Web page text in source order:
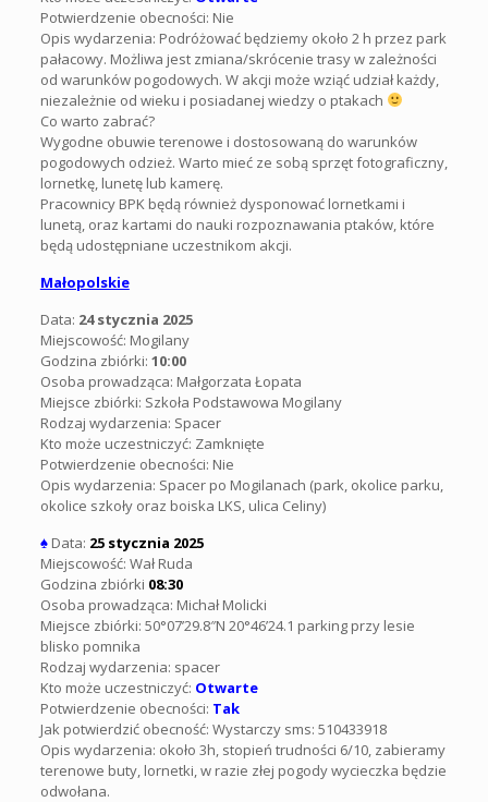
Potwierdzenie obecności: Nie
Opis wydarzenia: Podróżować będziemy około 2 h przez park
pałacowy. Możliwa jest zmiana/skrócenie trasy w zależności
od warunków pogodowych. W akcji może wziąć udział każdy,
niezależnie od wieku i posiadanej wiedzy o ptakach
Co warto zabrać?
Wygodne obuwie terenowe i dostosowaną do warunków
pogodowych odzież. Warto mieć ze sobą sprzęt fotograficzny,
lornetkę, lunetę lub kamerę.
Pracownicy BPK będą również dysponować lornetkami i
lunetą, oraz kartami do nauki rozpoznawania ptaków, które
będą udostępniane uczestnikom akcji.
Małopolskie
Data: 24 stycznia 2025
Miejscowość: Mogilany
Godzina zbiórki: 10:00
Osoba prowadząca: Małgorzata Łopata
Miejsce zbiórki: Szkoła Podstawowa Mogilany
Rodzaj wydarzenia: Spacer
Kto może uczestniczyć: Zamknięte
Potwierdzenie obecności: Nie
Opis wydarzenia: Spacer po Mogilanach (park, okolice parku,
okolice szkoły oraz boiska LKS, ulica Celiny)
♠Data: 25 stycznia 2025
Miejscowość: Wał Ruda
Godzina zbiórki 08:30
Osoba prowadząca: Michał Molicki
Miejsce zbiórki: 50°07’29.8″N 20°46’24.1 parking przy lesie
blisko pomnika
Rodzaj wydarzenia: spacer
Kto może uczestniczyć: Otwarte
Potwierdzenie obecności: Tak
Jak potwierdzić obecność: Wystarczy sms: 510433918
Opis wydarzenia: około 3h, stopień trudności 6/10, zabieramy
terenowe buty, lornetki, w razie złej pogody wycieczka będzie
odwołana.